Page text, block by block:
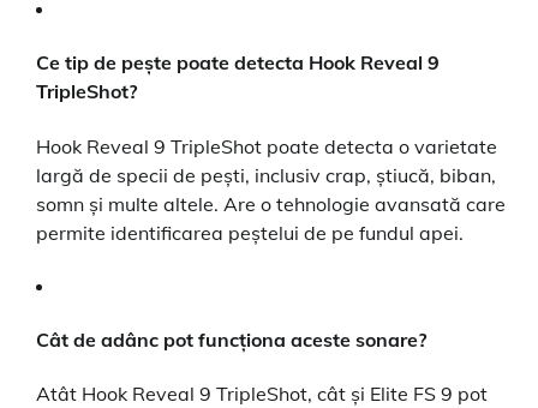
Ce tip de pește poate detecta Hook Reveal 9
TripleShot?
Hook Reveal 9 TripleShot poate detecta o varietate
largă de specii de pești, inclusiv crap, știucă, biban,
somn și multe altele. Are o tehnologie avansată care
permite identificarea peștelui de pe fundul apei.
Cât de adânc pot funcționa aceste sonare?
Atât Hook Reveal 9 TripleShot, cât și Elite FS 9 pot